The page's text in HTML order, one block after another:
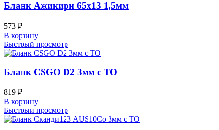
Бланк Ажикири 65х13 1,5мм
573 ₽
В корзину
Быстрый просмотр
Бланк CSGO D2 3мм с ТО
819 ₽
В корзину
Быстрый просмотр